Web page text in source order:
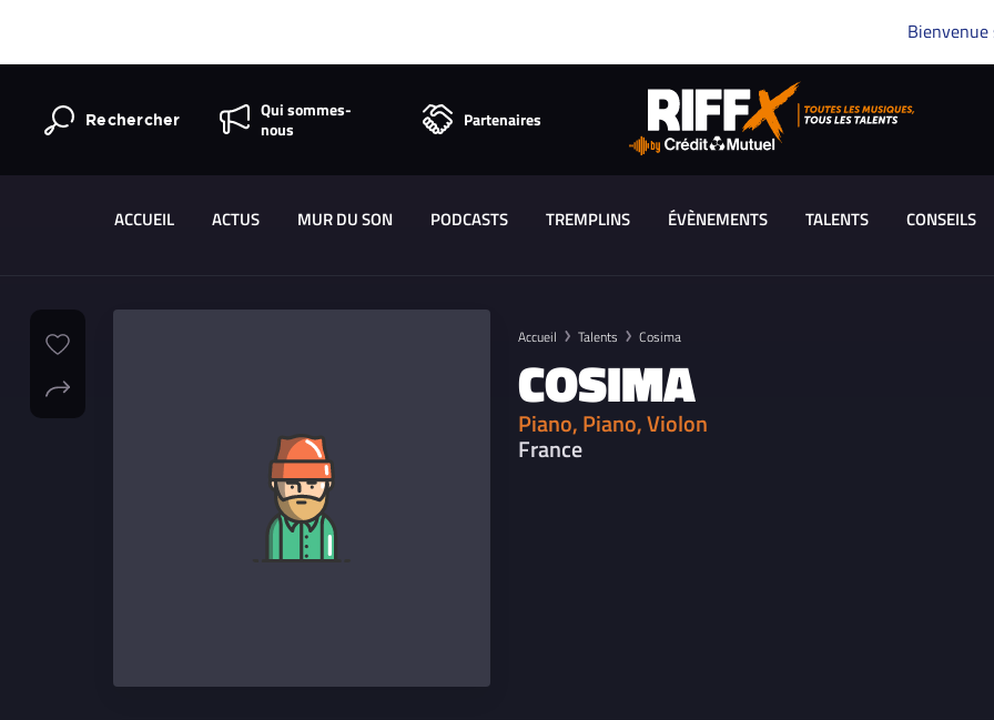
Bienvenue
Rechercher
Qui sommes-
nous
Partenaires
ACCUEIL ACTUS MUR DU SON PODCASTS TREMPLINS ÉVÈNEMENTS TALENTS CONSEILS
Accueil Talents Cosima
COSIMA
Piano, Piano, Violon
France